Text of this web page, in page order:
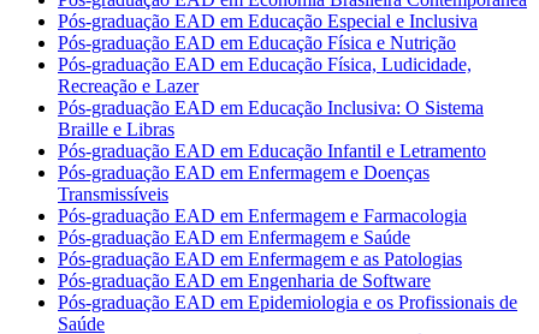
Pós-graduação EAD em Educação Especial e Inclusiva
Pós-graduação EAD em Educação Física e Nutrição
Pós-graduação EAD em Educação Física, Ludicidade,
Recreação e Lazer
Pós-graduação EAD em Educação Inclusiva: O Sistema
Braille e Libras
Pós-graduação EAD em Educação Infantil e Letramento
Pós-graduação EAD em Enfermagem e Doenças
Transmissíveis
Pós-graduação EAD em Enfermagem e Farmacologia
Pós-graduação EAD em Enfermagem e Saúde
Pós-graduação EAD em Enfermagem e as Patologias
Pós-graduação EAD em Engenharia de Software
Pós-graduação EAD em Epidemiologia e os Profissionais de
Saúde